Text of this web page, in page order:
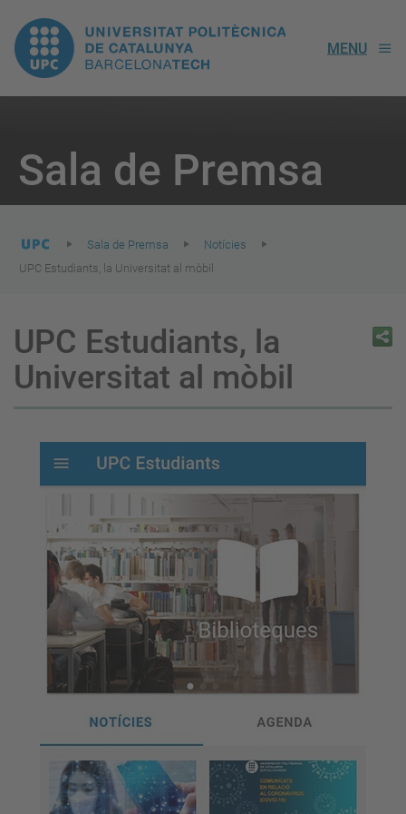
UPC.
Universitat
de
Catalunya
MENU
Sala de Premsa
here:
Sala de Premsa
Notícies
UPC Estudiants, la Universitat al mòbil
UPC Estudiants, la
Universitat al mòbil